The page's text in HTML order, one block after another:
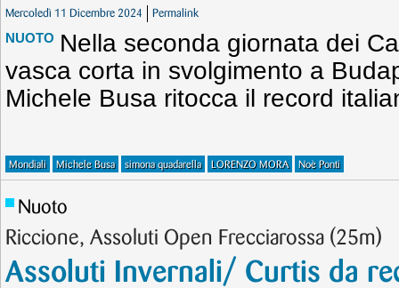
Mercoledì 11 Dicembre 2024 Permalink
NUOTO Nella seconda giornata dei
vasca corta in svolgimento a
Michele Busa ritocca il record
Mondiali Michele Busa simona quadarella LORENZO MORA Noè Ponti
Nuoto
Riccione, Assoluti Open Frecciarossa (25m)
Assoluti Invernali/ Curtis da